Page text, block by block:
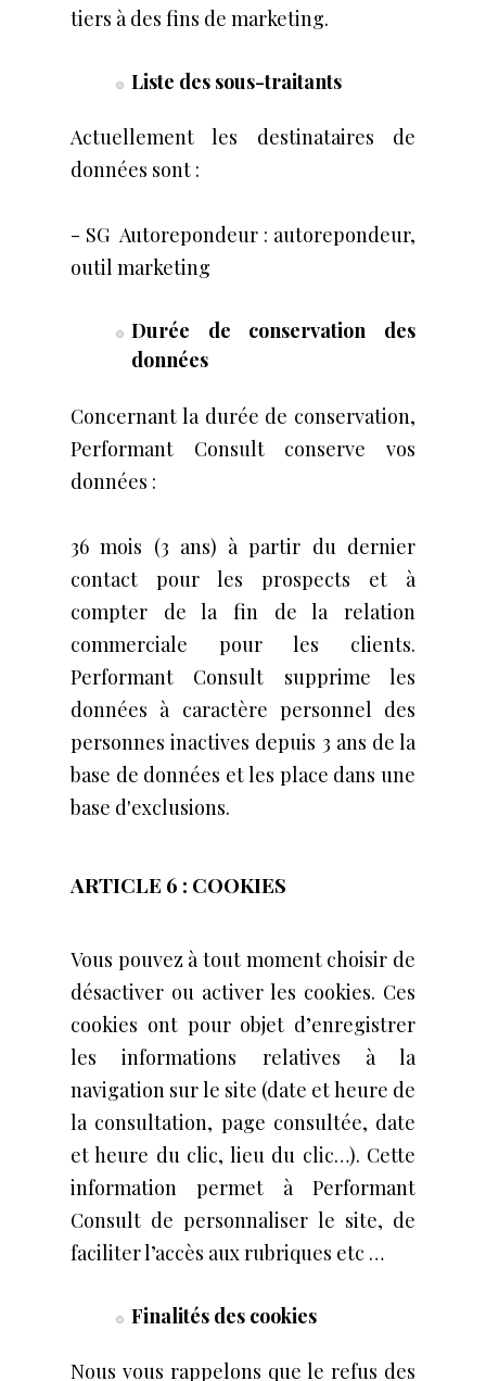
tiers à des fins de marketing.
Liste des sous-traitants
Actuellement les destinataires de
données sont :
- SG Autorepondeur : ​autorepondeur,
outil marketing
Durée de conservation des
données
Concernant la durée de conservation,
Performant Consult conserve vos
données :
36 mois (3 ans) à partir du dernier
contact pour les prospects et à
compter de la fin de la relation
commerciale pour les clients.
Performant Consult supprime les
données à caractère personnel des
personnes inactives depuis 3 ans de la
base de données et les place dans une
base d'exclusions.
ARTICLE 6 : COOKIES
Vous pouvez à tout moment choisir de
désactiver ou activer les cookies. Ces
cookies ont pour objet d’enregistrer
les informations relatives à la
navigation sur le site (date et heure de
la consultation, page consultée, date
et heure du clic, lieu du clic…). Cette
information permet à Performant
Consult de personnaliser le site, de
faciliter l’accès aux rubriques etc …
Finalités des cookies
Nous vous rappelons que le refus des